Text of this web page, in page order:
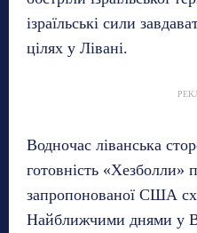
ізраїльські сили
цілях у Лівані.
Водночас ліванська
готовність
запропонованої США
Найближчими днями у